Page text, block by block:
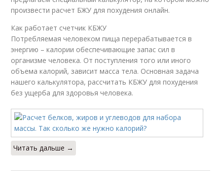
произвести расчет БЖУ для похудения онлайн.
Как работает счетчик КБЖУ
Потребляемая человеком пища перерабатывается в
энергию – калории обеспечивающие запас сил в
организме человека. От поступления того или иного
объема калорий, зависит масса тела. Основная задача
нашего калькулятора, рассчитать КБЖУ для похудения
без ущерба для здоровья человека.
Читать дальше →